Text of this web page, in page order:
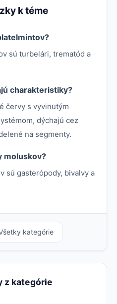
k téme
sú turbelári, trematód a
charakteristiky?
červy s vyvinutým
dýchajú cez
na segmenty.
moluskov?
sú gasterópody, bivalvy a
kategórie
kategórie